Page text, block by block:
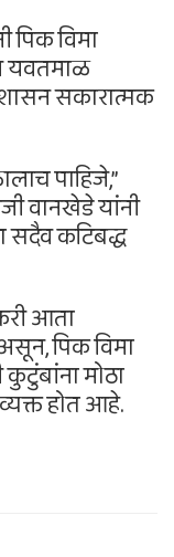
पिक विमा
यवतमाळ
सकारात्मक
पाहिजे,”
वानखेडे यांनी
सदैव कटिबद्ध
आता
पिक विमा
मोठा
होत आहे.